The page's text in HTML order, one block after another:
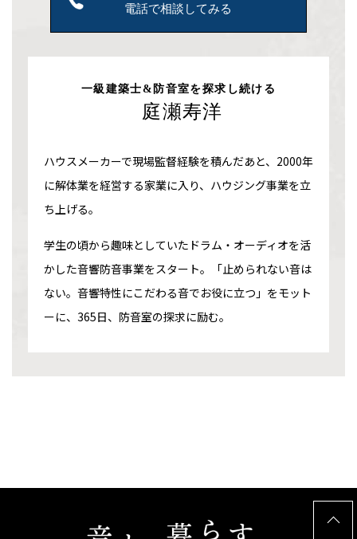
電話で相談してみる
一級建築士&防音室を探求し続ける
庭瀬寿洋
ハウスメーカーで現場監督経験を積んだあと、2000年
に解体業を経営する家業に入り、ハウジング事業を立
ち上げる。
学生の頃から趣味としていたドラム・オーディオを活
かした音響防音事業をスタート。「止められない音は
ない。音響特性にこだわる音でお役に立つ」をモット
ーに、365日、防音室の探求に励む。